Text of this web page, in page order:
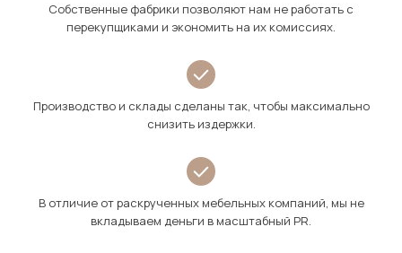
Собственные фабрики позволяют нам не работать с
перекупщиками и экономить на их комиссиях.
Производство и склады сделаны так, чтобы максимально
снизить издержки.
В отличие от раскрученных мебельных компаний, мы не
вкладываем деньги в масштабный PR.